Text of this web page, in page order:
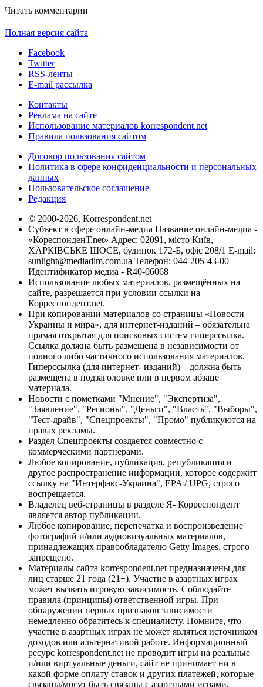
Читать комментарии
Полная версия сайта
Facebook
Twitter
RSS-ленты
E-mail рассылка
Контакты
Реклама на сайте
Использование материалов korrespondent.net
Правила пользования сайтом
Договор пользования сайтом
Политика в сфере конфиденциальности и персональных
данных
Пользовательское соглашение
Редакция
© 2000-2026, Korrespondent.net
Субъект в сфере онлайн-медиа Название онлайн-медиа -
«КореспонденТ.net» Адрес: 02091, місто Київ,
ХАРКІВСЬКЕ ШОСЕ, будинок 172-Б, офіс 208/1 E-mail:
sunlight@mediadim.com.ua Телефон: 044-205-43-00
Идентификатор медиа - R40-06068
Использование любых материалов, размещённых на
сайте, разрешается при условии ссылки на
Корреспондент.net.
При копировании материалов со страницы «Новости
Украины и мира», для интернет-изданий – обязательна
прямая открытая для поисковых систем гиперссылка.
Ссылка должна быть размещена в независимости от
полного либо частичного использования материалов.
Гиперссылка (для интернет- изданий) – должна быть
размещена в подзаголовке или в первом абзаце
материала.
Новости с пометками "Мнение", "Экспертиза",
"Заявление", "Регионы", "Деньги", "Власть", "Выборы",
"Тест-драйв", "Спецпроекты", "Промо" публикуются на
правах рекламы.
Раздел Спецпроекты создается совместно с
коммерческими партнерами.
Любое копирование, публикация, републикация и
другое распространение информации, которое содержит
ссылку на "Интерфакс-Украина", EPA / UPG, строго
воспрещается.
Владелец веб-страницы в разделе Я- Корреспондент
является автор публикации.
Любое копирование, перепечатка и воспроизведение
фотографий и/или аудиовизуальных материалов,
принадлежащих правообладателю Getty Images, строго
запрещено.
Материалы сайта korrespondent.net предназначены для
лиц старше 21 года (21+). Участие в азартных играх
может вызвать игровую зависимость. Соблюдайте
правила (принципы) ответственной игры. При
обнаружении первых признаков зависимости
немедленно обратитесь к специалисту. Помните, что
участие в азартных играх не может являться источником
доходов или альтернативой работе. Информационный
ресурс korrespondent.net не проводит игры на реальные
и/или виртуальные деньги, сайт не принимает ни в
какой форме оплату ставок и других платежей, которые
связаны/могут быть связаны с азартными играми,